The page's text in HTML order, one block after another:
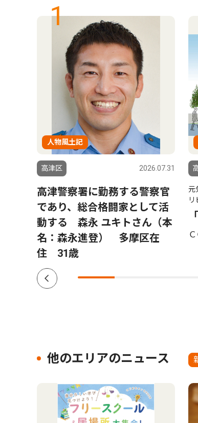
1
人物風土記
高津区 2026.07.31
高津警察署に勤務する警察官
であり、総合格闘家として活
動する 森永 ユキトさん（本
名：森永進登） 多摩区在
住 31歳
元
他のエリアのニュース